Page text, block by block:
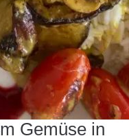
Gemüse in